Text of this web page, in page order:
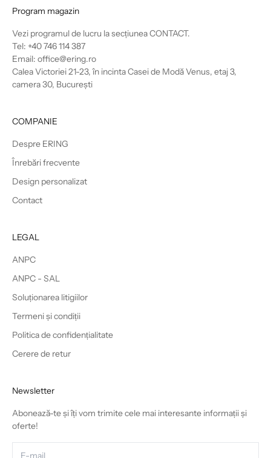
Program magazin
Vezi programul de lucru la secțiuneaCONTACT.
Tel: +40 746 114 387
Email: office@ering.ro
Calea Victoriei 21-23, în incinta Casei de Modă Venus, etaj 3,
camera 30, București
COMPANIE
Despre ERING
Înrebări frecvente
Design personalizat
Contact
LEGAL
ANPC
ANPC - SAL
Soluționarea litigiilor
Termeni și condiții
Politica de confidențialitate
Cerere de retur
Newsletter
Abonează-te și îți vom trimite cele mai interesante informații și
oferte!